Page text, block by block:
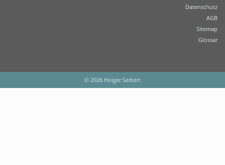
Datenschutz
AGB
Sitemap
Glossar
© 2026 Holger Seibert